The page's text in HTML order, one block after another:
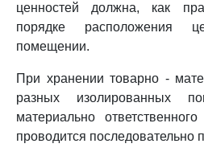
ценностей должна, как
порядке расположения
помещении.
При хранении товарно -
разных изолированных
материально
проводится последовательно